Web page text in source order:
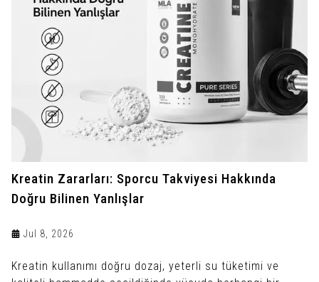
Kreatin Zararları: Sporcu Takviyesi Hakkında
Doğru Bilinen Yanlışlar
Jul 8, 2026
Kreatin kullanımı doğru dozaj, yeterli su tüketimi ve